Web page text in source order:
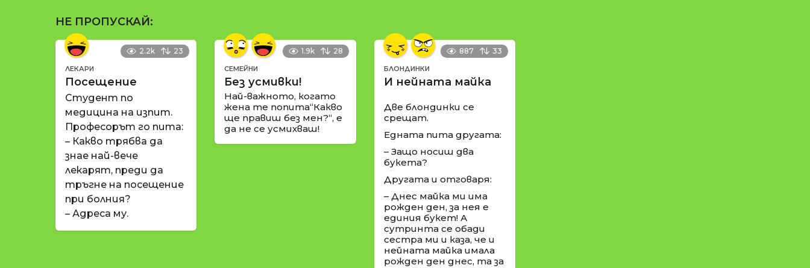
НЕ ПРОПУСКАЙ:
2.2k 23
ЛЕКАРИ
Посещение
Студент по
медицина на изпит.
Професорът го пита:
– Какво трябва да
знае най-вече
лекарят, преди да
тръгне на посещение
при болния?
– Адреса му.
1.9k 28
СЕМЕЙНИ
Без усмивки!
Най-важното, когато
жена те попита“Какво
ще правиш без мен?“, е
да не се усмихваш!
887 33
БЛОНДИНКИ
И нейната майка
Две блондинки се
срещат.
Едната пита другата:
– Защо носиш два
букета?
Другата и отговаря:
– Днес майка ми има
рожден ден, за нея е
единия букет! А
сутринта се обади
сестра ми и каза, че и
нейната майка имала
рожден ден днес, та за